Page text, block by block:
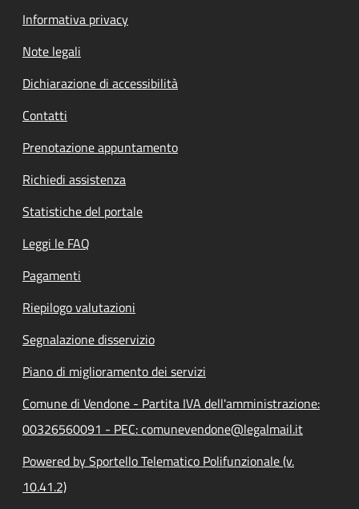
Informativa privacy
Note legali
Dichiarazione di accessibilità
Contatti
Prenotazione appuntamento
Richiedi assistenza
Statistiche del portale
Leggi le FAQ
Pagamenti
Riepilogo valutazioni
Segnalazione disservizio
Piano di miglioramento dei servizi
Comune di Vendone - Partita IVA dell'amministrazione:
00326560091 - PEC: comunevendone@legalmail.it
Powered by Sportello Telematico Polifunzionale (v.
10.41.2)